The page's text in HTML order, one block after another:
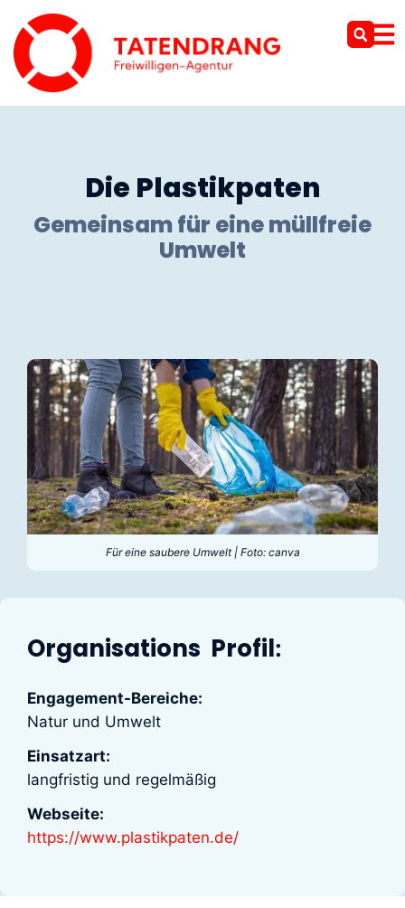
Die Plastikpaten
Gemeinsam für eine müllfreie
Umwelt
Für eine saubere Umwelt | Foto: canva
Organisations Profil:
Engagement-Bereiche:
Natur und Umwelt
Einsatzart:
langfristig und regelmäßig
Webseite:
https://www.plastikpaten.de/